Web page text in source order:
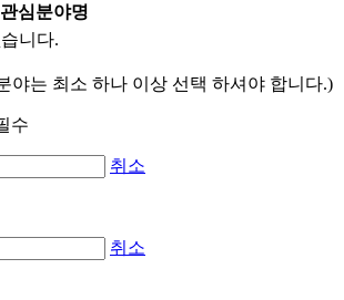
관심분야명
니다.
야는 최소 하나 이상 선택 하셔야 합니다.)
취소
취소